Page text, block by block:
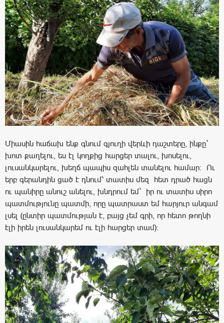
Միասին հաճախ ենք գնում գյուղի վերևի դաշտերը, ինքը`
խոտ քաղելու, ես էլ կողքից հարցեր տալու, խոսելու,
լուսանկարելու, խեղճ պապիս զահլեն տանելու համար։ Ու
երբ գերանդին ցած է դնում՝ տատիս մեզ հետ դրած հացն
ու պանիրը անուշ անելու, խնդրում եմ` իր ու տատիս սիրո
պատմությունը պատմի, որը պատրաստ եմ հարյուր անգամ
լսել (ընտիր պատմության է, բայց չեմ գրի, որ հետո թողնի
էլի իրեն լուսանկարեմ ու էլի հարցեր տամ)։